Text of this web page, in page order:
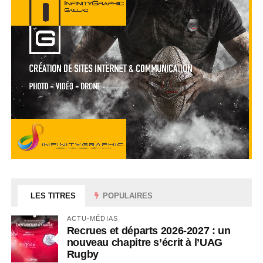
LES TITRES POPULAIRES
ACTU-MÉDIAS
Recrues et départs 2026-2027 : un
nouveau chapitre s’écrit à l’UAG
Rugby